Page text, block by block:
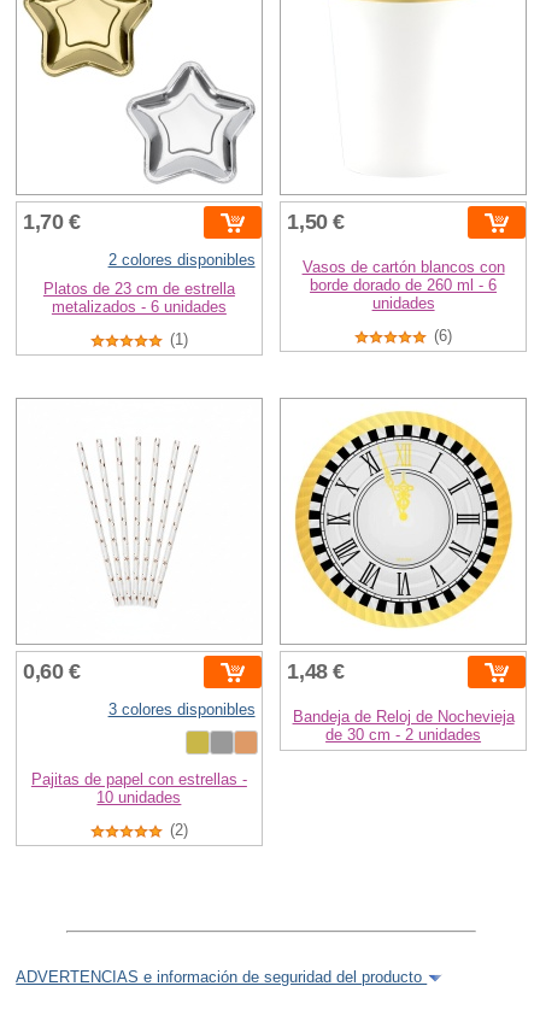
1,70 €
2 colores disponibles
Platos de 23 cm de estrella
metalizados - 6 unidades
(1)
1,50 €
Vasos de cartón blancos con
borde dorado de 260 ml - 6
unidades
(6)
0,60 €
3 colores disponibles
Pajitas de papel con estrellas -
10 unidades
(2)
1,48 €
Bandeja de Reloj de Nochevieja
de 30 cm - 2 unidades
ADVERTENCIAS e información de seguridad del producto